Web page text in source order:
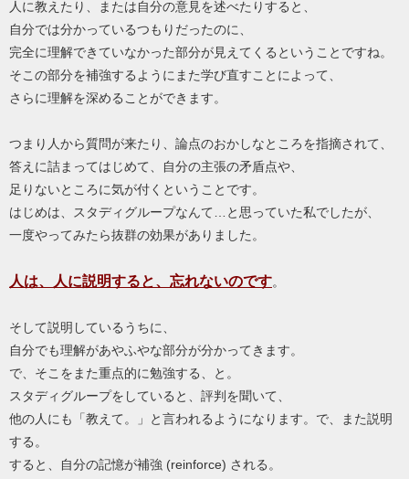
人に教えたり、または自分の意見を述べたりすると、
自分では分かっているつもりだったのに、
完全に理解できていなかった部分が見えてくるということですね。
そこの部分を補強するようにまた学び直すことによって、
さらに理解を深めることができます。
つまり人から質問が来たり、論点のおかしなところを指摘されて、
答えに詰まってはじめて、自分の主張の矛盾点や、
足りないところに気が付くということです。
はじめは、スタディグループなんて…と思っていた私でしたが、
一度やってみたら抜群の効果がありました。
人は、人に説明すると、忘れないのです。
そして説明しているうちに、
自分でも理解があやふやな部分が分かってきます。
で、そこをまた重点的に勉強する、と。
スタディグループをしていると、評判を聞いて、
他の人にも「教えて。」と言われるようになります。で、また説明
する。
すると、自分の記憶が補強 (reinforce) される。